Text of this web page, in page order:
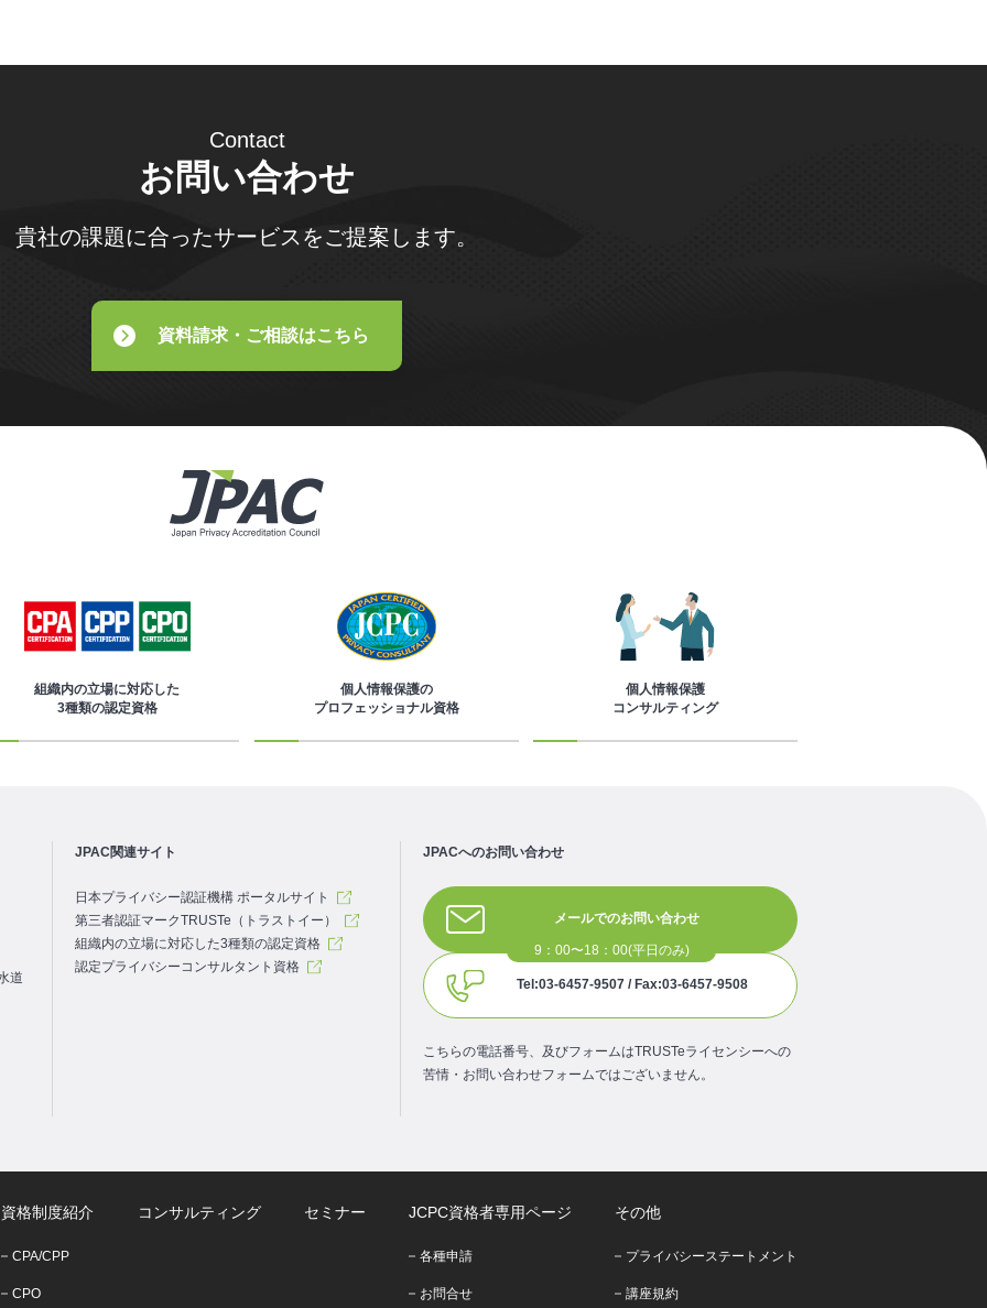
Contact
お問い合わせ
貴社の課題に合ったサービスをご提案します。
資料請求・ご相談はこちら
組織内の立場に対応した
3種類の認定資格
個人情報保護の
プロフェッショナル資格
個人情報保護
コンサルティング
道
JPAC関連サイト
日本プライバシー認証機構 ポータルサイト
第三者認証マークTRUSTe（トラストイー）
組織内の立場に対応した3種類の認定資格
認定プライバシーコンサルタント資格
JPACへのお問い合わせ
メールでのお問い合わせ
Tel:03-6457-9507 / Fax:03-6457-9508
こちらの電話番号、及びフォームはTRUSTeライセンシーへの
苦情・お問い合わせフォームではございません。
資格制度紹介
CPA/CPP
CPO
コンサルティング セミナー JCPC資格者専用ページ
各種申請
お問合せ
その他
プライバシーステートメント
講座規約